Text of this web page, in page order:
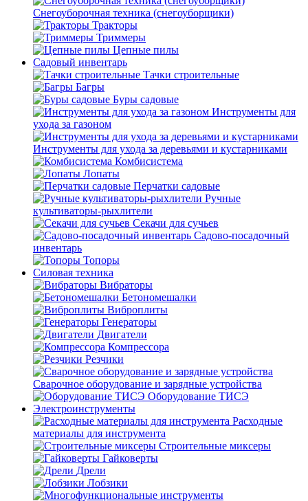
Снегоуборочная техника (снегоуборщики)
Тракторы
Триммеры
Цепные пилы
Садовый инвентарь
Тачки строительные
Багры
Буры садовые
Инструменты для
ухода за газоном
Инструменты для ухода за деревьями и кустарниками
Комбисистема
Лопаты
Перчатки садовые
Ручные
культиваторы-рыхлители
Секачи для сучьев
Садово-посадочный
инвентарь
Топоры
Силовая техника
Вибраторы
Бетономешалки
Виброплиты
Генераторы
Двигатели
Компрессора
Резчики
Сварочное оборудование и зарядные устройства
Оборудование ТИСЭ
Электроинструменты
Расходные
материалы для инструмента
Строительные миксеры
Гайковерты
Дрели
Лобзики